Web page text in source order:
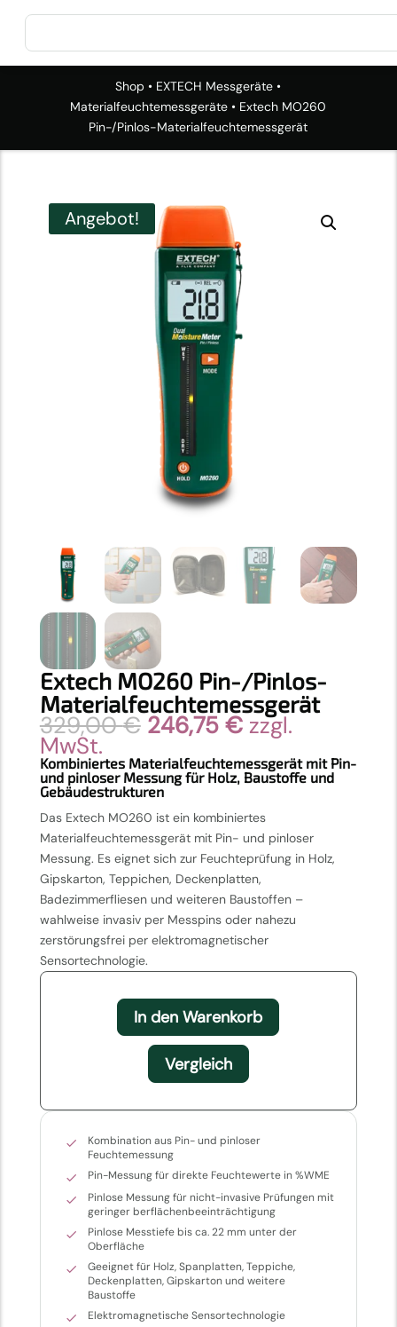
Shop • EXTECH Messgeräte •
Materialfeuchtemessgeräte • Extech MO260
Pin-/Pinlos-Materialfeuchtemessgerät
Angebot!
Extech MO260 Pin-/Pinlos-
Materialfeuchtemessgerät
329,00€Ursprünglicher
Preis
war:
329,00 €
246,75 €Aktueller
Preis
ist:
246,75 €.
zzgl.
MwSt.
Kombiniertes Materialfeuchtemessgerät mit Pin-
und pinloser Messung für Holz, Baustoffe und
Gebäudestrukturen
Das Extech MO260 ist ein kombiniertes
Materialfeuchtemessgerät mit Pin- und pinloser
Messung. Es eignet sich zur Feuchteprüfung in Holz,
Gipskarton, Teppichen, Deckenplatten,
Badezimmerfliesen und weiteren Baustoffen –
wahlweise invasiv per Messpins oder nahezu
zerstörungsfrei per elektromagnetischer
Sensortechnologie.
In den Warenkorb
Vergleich
Kombination aus Pin- und pinloser
Feuchtemessung
Pin-Messung für direkte Feuchtewerte in %WME
Pinlose Messung für nicht-invasive Prüfungen mit
geringer berflächenbeeinträchtigung
Pinlose Messtiefe bis ca. 22 mm unter der
Oberfläche
Geeignet für Holz, Spanplatten, Teppiche,
Deckenplatten, Gipskarton und weitere
Baustoffe
Elektromagnetische Sensortechnologie